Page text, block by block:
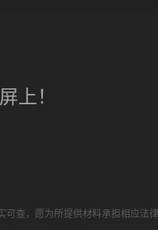
上！
查，愿为所提供材料承担相应法律